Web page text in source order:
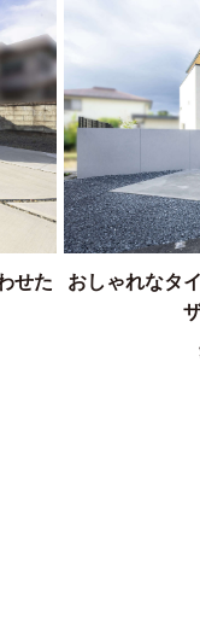
をデ トレーラーハ
詳しくはコチラ
詳しくはコチラ